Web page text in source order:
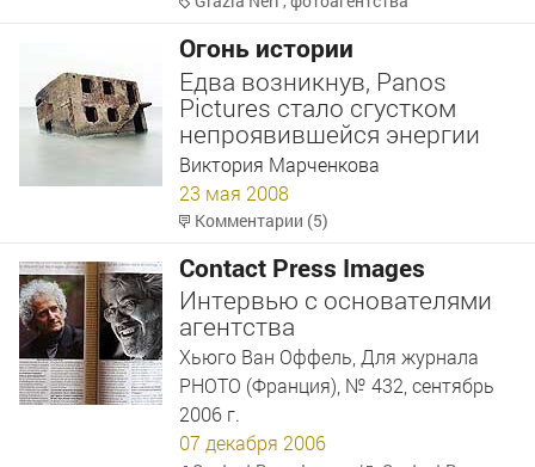
Огонь истории
Едва возникнув, Panos
Pictures стало сгустком
непроявившейся энергии
Виктория Марченкова
23 мая 2008
Комментарии (5)
Contact Press Images
Интервью с основателями
агентства
Хьюго Ван Оффель, Для журнала
PHOTO (Франция), № 432, сентябрь
2006 г.
07 декабря 2006